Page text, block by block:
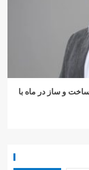
ساخت و ساز در ماه با